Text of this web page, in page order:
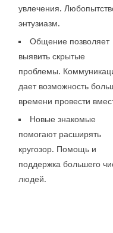
увлечения.
энтузиазм.
Общение позволяет
выявить скрытые
проблемы.
дает возможность
времени провести
Новые знакомые
помогают расширять
кругозор. Помощь и
поддержка большего
людей.